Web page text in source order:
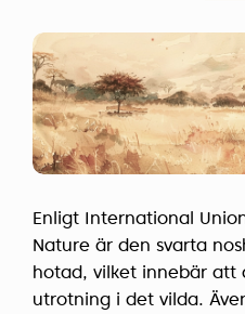
Enligt International
Nature är den svarta
hotad, vilket innebär att
utrotning i det vilda.